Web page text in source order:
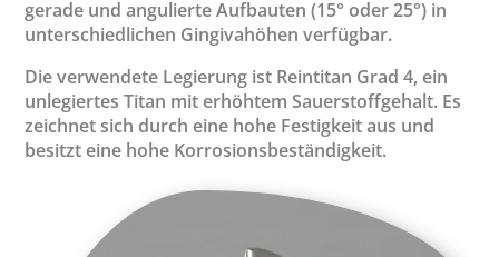
gerade und angulierte Aufbauten (15° oder 25°) in
unterschiedlichen Gingivahöhen verfügbar.
Die verwendete Legierung ist Reintitan Grad 4, ein
unlegiertes Titan mit erhöhtem Sauerstoffgehalt. Es
zeichnet sich durch eine hohe Festigkeit aus und
besitzt eine hohe Korrosionsbeständigkeit.